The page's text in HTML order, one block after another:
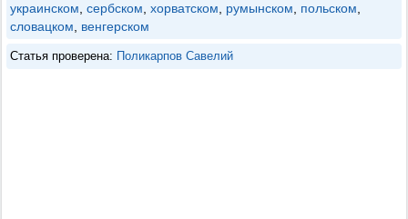
украинском сербском хорватском румынском польском
словацком
венгерском
Статья проверена: Поликарпов Савелий